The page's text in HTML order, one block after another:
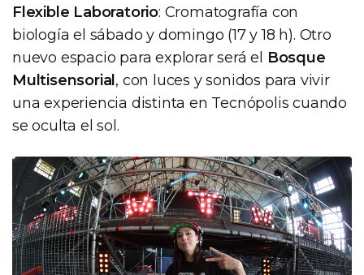
Flexible Laboratorio: Cromatografía con
biología el sábado y domingo (17 y 18 h). Otro
nuevo espacio para explorar será el Bosque
Multisensorial , con luces y sonidos para vivir
una experiencia distinta en Tecnópolis cuando
se oculta el sol.